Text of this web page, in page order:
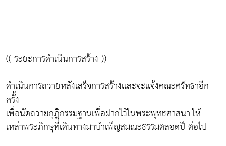
(( ระยะการดำเนินการสร้าง ))
ดำเนินการถวายหลังเสร็จการสร้างเเละจะเเจ้งคณะศรัทธาอีก
ครั้ง
เพื่อนัดถวายกุฎิกรรมฐานเพื่อฝากไว้ในพระพุทธศาสนา.ให้
เหล่าพระภิกษุที่เดินทางมาบำเพ็ญสมณะธรรมตลอดปี ต่อไป